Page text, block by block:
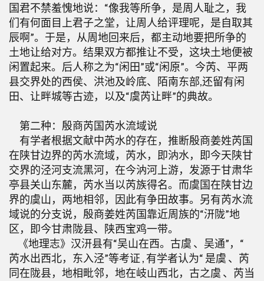
国君不禁羞愧地说：“像我等所争，是周人耻之，我
们有何面目上君子之堂，让周人给评理呢，是自取其
辰啊”。于是，从周地回来后，都主动地要把所争的
土地让给对方。结果双方都推让不受，这块土地便被
闲置起来。后人称之为“闲田”或“闲原”。今芮、平两
县交界处的西侯、洪池及岭底、陌南东部,还留有闲
田、让畔城等古迹，以及“虞芮让畔”的典故。
第二种：殷商芮国芮水流域说
有学者根据文献中芮水的存在，推断殷商姜姓芮国
在陕甘边界的芮水流域，芮水，即汭水，即今天陕甘
交界的泾河支流黑河，在今汭河上游，发源于甘肃华
亭县关山东麓，芮水当以芮族得名。而虞国在陕甘边
界的虞山，两地相邻，因此有争田故事。另有芮水流
域说的分支说，殷商姜姓芮国靠近周族的“汧陇”地
区，即今甘肃陇县、陕西宝鸡一带。
《地理志》汉汧县有“吴山在西。古虞 、吴通”，“
芮水出西北，东入泾”等考证 , 有学者认为“ 是虞 、芮
同在陇县，地相毗邻，地在岐山西北，古之虞 、芮当